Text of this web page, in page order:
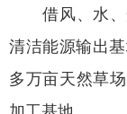
借风、水、
清洁能源输出
多万亩天然草